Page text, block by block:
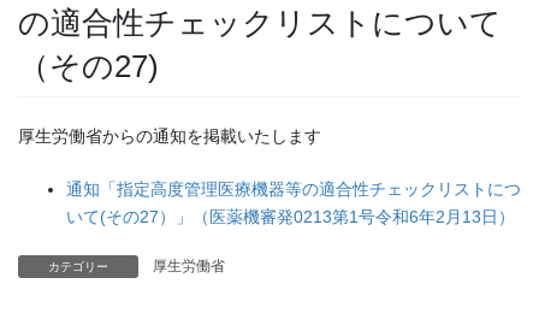
の適合性チェックリストについて
（その27)
厚生労働省からの通知を掲載いたします
通知「指定高度管理医療機器等の適合性チェックリストにつ
いて(その27）」（医薬機審発0213第1号令和6年2月13日）
カテゴリー 厚生労働省